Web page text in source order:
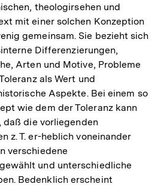
theologirsehen und
mit einer solchen Konzeption
gemeinsam. Sie bezieht sich
Differenzierungen,
Arten und Motive, Probleme
als Wert und
Aspekte. Bei einem so
wie dem der Toleranz kann
daß die vorliegenden
z. T. er-heblich voneinander
verschiedene
und unterschiedliche
Bedenklich erscheint